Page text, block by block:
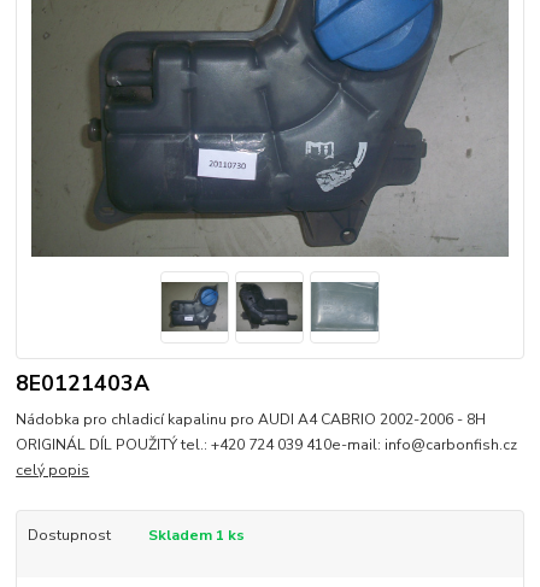
8E0121403A
Nádobka pro chladicí kapalinu pro AUDI A4 CABRIO 2002-2006 - 8H
ORIGINÁL DÍL POUŽITÝ tel.: +420 724 039 410e-mail: info@carbonfish.cz
celý popis
Dostupnost Skladem 1 ks